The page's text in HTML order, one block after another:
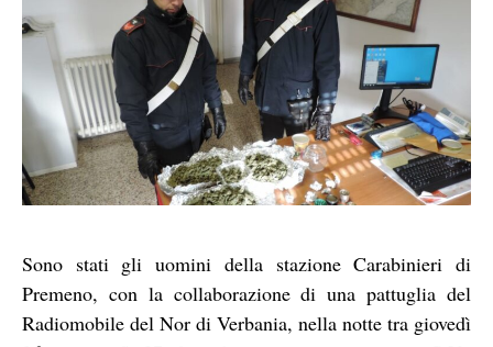
Sono stati gli uomini della stazione Carabinieri di
Premeno, con la collaborazione di una pattuglia del
Radiomobile del Nor di Verbania, nella notte tra giovedì